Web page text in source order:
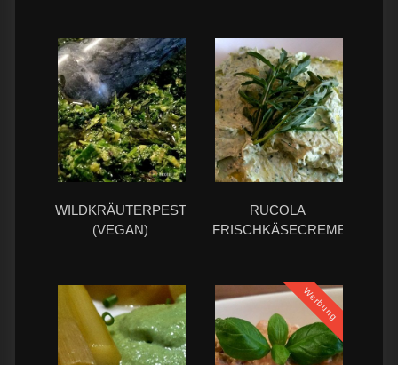
WILDKRÄUTERPESTO
(VEGAN)
RUCOLA
FRISCHKÄSECREME
Werbung